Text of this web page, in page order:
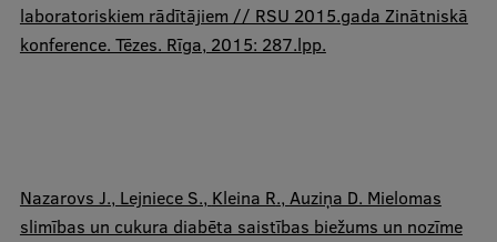
laboratoriskiem rādītājiem // RSU 2015.gada Zinātniskā
konference. Tēzes. Rīga, 2015: 287.lpp.
​Nazarovs J., Lejniece S., Kleina R., Auziņa D. Mielomas
slimības un cukura diabēta saistības biežums un nozīme